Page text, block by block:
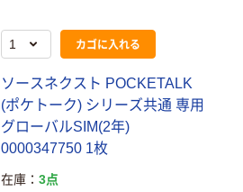
カゴに入れる
ソースネクスト POCKETALK
(ポケトーク) シリーズ共通 専用
グローバルSIM(2年)
0000347750 1枚
在庫
3点